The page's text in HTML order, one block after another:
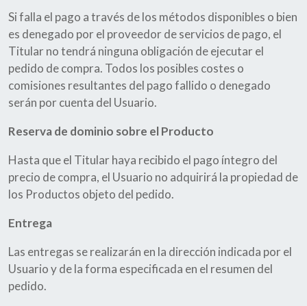
Si falla el pago a través de los métodos disponibles o bien
es denegado por el proveedor de servicios de pago, el
Titular no tendrá ninguna obligación de ejecutar el
pedido de compra. Todos los posibles costes o
comisiones resultantes del pago fallido o denegado
serán por cuenta del Usuario.
Reserva de dominio sobre el Producto
Hasta que el Titular haya recibido el pago íntegro del
precio de compra, el Usuario no adquirirá la propiedad de
los Productos objeto del pedido.
Entrega
Las entregas se realizarán en la dirección indicada por el
Usuario y de la forma especificada en el resumen del
pedido.